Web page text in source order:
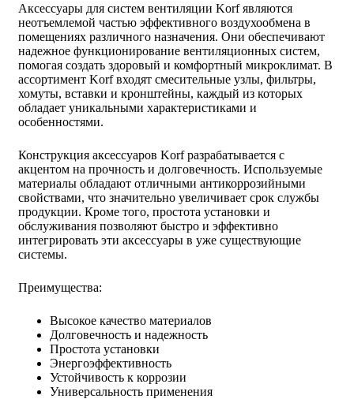
Аксессуары для систем вентиляции Korf являются
неотъемлемой частью эффективного воздухообмена в
помещениях различного назначения. Они обеспечивают
надежное функционирование вентиляционных систем,
помогая создать здоровый и комфортный микроклимат. В
ассортимент Korf входят смесительные узлы, фильтры,
хомуты, вставки и кронштейны, каждый из которых
обладает уникальными характеристиками и
особенностями.
Конструкция аксессуаров Korf разрабатывается с
акцентом на прочность и долговечность. Используемые
материалы обладают отличными антикоррозийными
свойствами, что значительно увеличивает срок службы
продукции. Кроме того, простота установки и
обслуживания позволяют быстро и эффективно
интегрировать эти аксессуары в уже существующие
системы.
Преимущества:
Высокое качество материалов
Долговечность и надежность
Простота установки
Энергоэффективность
Устойчивость к коррозии
Универсальность применения